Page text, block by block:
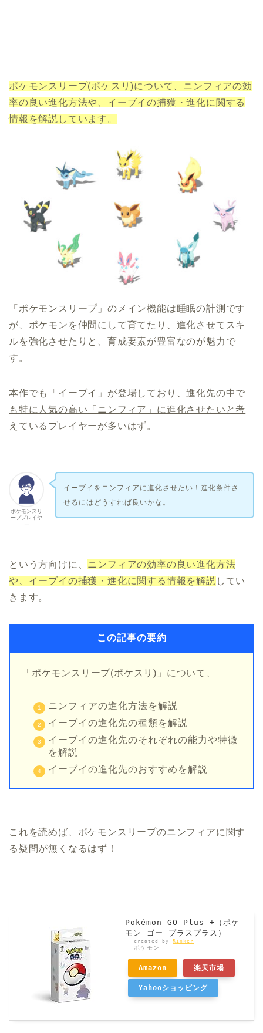
ポケモンスリープ(ポケスリ)について、ニンフィアの効
率の良い進化方法や、イーブイの捕獲・進化に関する
情報を解説しています。
「ポケモンスリープ」のメイン機能は睡眠の計測です
が、ポケモンを仲間にして育てたり、進化させてスキ
ルを強化させたりと、育成要素が豊富なのが魅力で
す。
本作でも「イーブイ」が登場しており、進化先の中で
も特に人気の高い「ニンフィア」に進化させたいと考
えているプレイヤーが多いはず。
ポケモンスリ
ーププレイヤ
ー
イーブイをニンフィアに進化させたい！進化条件さ
せるにはどうすれば良いかな。
という方向けに、 ニンフィアの効率の良い進化方法
や、イーブイの捕獲・進化に関する情報を解説 してい
きます。
この記事の要約
「ポケモンスリープ(ポケスリ)」について、
ニンフィアの進化方法を解説
イーブイの進化先の種類を解説
イーブイの進化先のそれぞれの能力や特徴
を解説
イーブイの進化先のおすすめを解説
これを読めば、ポケモンスリープのニンフィアに関す
る疑問が無くなるはず！
Pokémon GO Plus +（ポケ
モン ゴー プラスプラス）
created by Rinker
ポケモン
Amazon 楽天市場
Yahooショッピング